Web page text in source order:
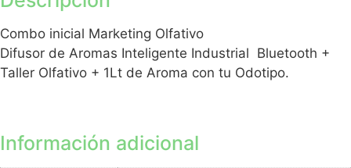
Combo inicial Marketing Olfativo
Difusor de Aromas Inteligente Industrial Bluetooth +
Taller Olfativo + 1Lt de Aroma con tu Odotipo.
Información adicional